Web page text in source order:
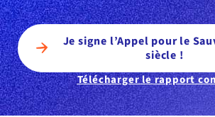
Je signe l’Appel pour le
siècle !
Télécharger le rapport